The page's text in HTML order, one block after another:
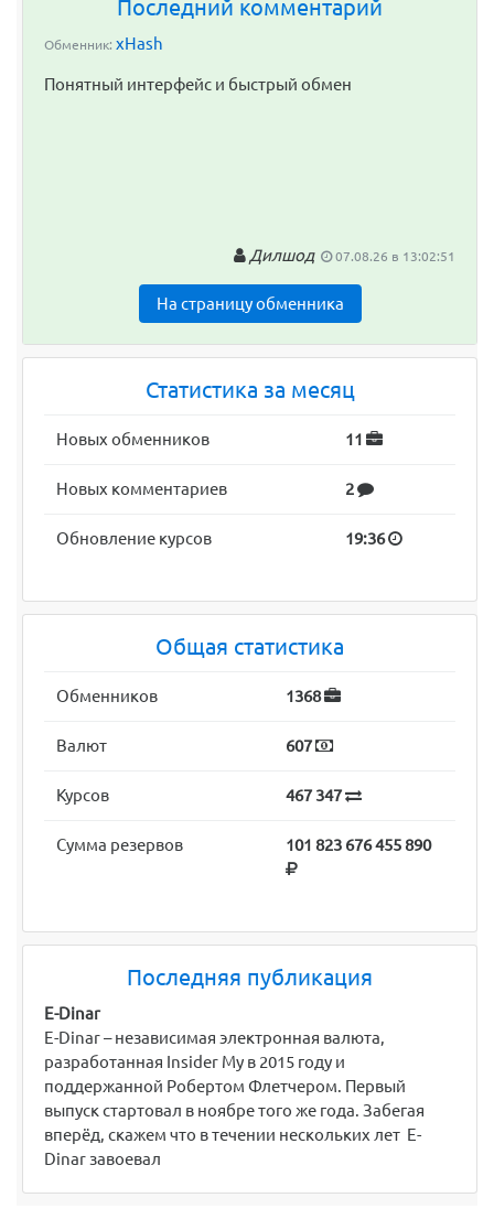
Последний комментарий
Обменник: xHash
Понятный интерфейс и быстрый обмен
Дилшод 07.08.26 в 13:02:51
На страницу обменника
Статистика за месяц
Новых обменников 11
Новых комментариев 2
Обновление курсов 19:36
Общая статистика
Обменников 1368
Валют 607
Курсов 467 347
Сумма резервов 101 823 676 455 890
Последняя публикация
E-Dinar
E-Dinar – независимая электронная валюта,
разработанная Insider My в 2015 году и
поддержанной Робертом Флетчером. Первый
выпуск стартовал в ноябре того же года. Забегая
вперёд, скажем что в течении нескольких лет E-
Dinar завоевал